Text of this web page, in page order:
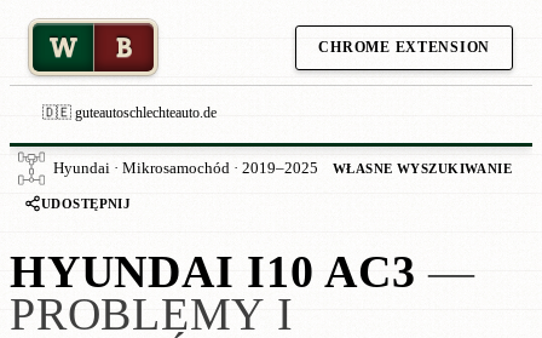
W B CHROME EXTENSION
🇩🇪 guteautoschlechteauto.de
Hyundai · Mikrosamochód · 2019–2025 WŁASNE WYSZUKIWANIE
UDOSTĘPNIJ
HYUNDAI I10 AC3 —
PROBLEMY I